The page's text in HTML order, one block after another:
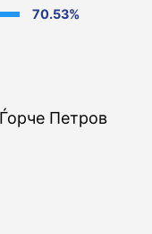
70.53%
Петров